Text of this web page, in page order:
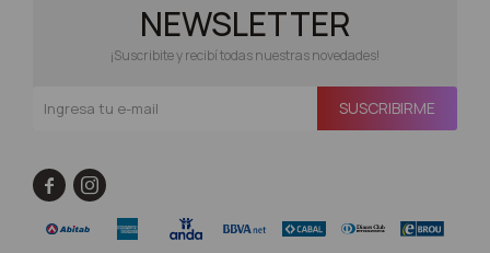
NEWSLETTER
¡Suscribite y recibí todas nuestras novedades!
SUSCRIBIRME
 